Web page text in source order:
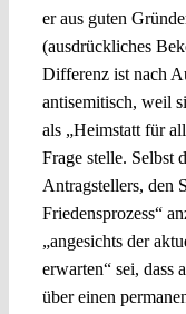
er aus guten
(ausdrückliches
Differenz ist nach
antisemitisch, weil
als „Heimstatt für
Frage stelle. Selbst
Antragstellers, den
Friedensprozess“
„angesichts der
erwarten“ sei, dass
über einen